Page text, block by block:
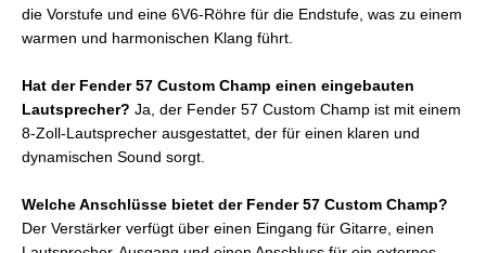
die Vorstufe und eine 6V6-Röhre für die Endstufe, was zu einem
warmen und harmonischen Klang führt.
Hat der Fender 57 Custom Champ einen eingebauten
Lautsprecher? Ja, der Fender 57 Custom Champ ist mit einem
8-Zoll-Lautsprecher ausgestattet, der für einen klaren und
dynamischen Sound sorgt.
Welche Anschlüsse bietet der Fender 57 Custom Champ?
Der Verstärker verfügt über einen Eingang für Gitarre, einen